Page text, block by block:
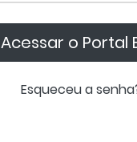
Acessar o Portal
Esqueceu a